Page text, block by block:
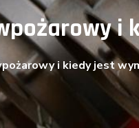
i
i kiedy jest